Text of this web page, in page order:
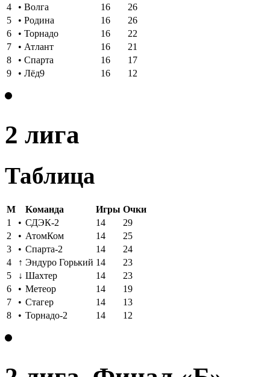
4
• Волга 16
26
5
• Родина 16
26
6
• Торнадо 16
22
7
• Атлант 16
21
8
• Спарта 16
17
9
• Лёд9 16 12
2 лига
Таблица
M Kоманда Игры Oчки
1
• СДЭК-2 14
29
2
• АтомКом 14
25
3
• Спарта-2 14
24
4
↑ Эндуро Горький 14
23
5
↓ Шахтер 14
23
6
• Метеор 14
19
7
• Стагер 14
13
8
• Торнадо-2 14 12